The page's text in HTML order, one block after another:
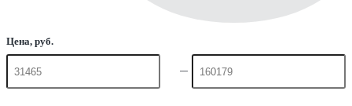
Цена, руб.